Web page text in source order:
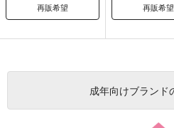
再販希望 再販希望
成年向けブランド